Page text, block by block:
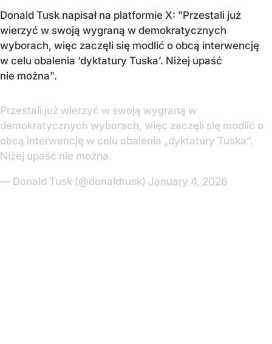
Donald Tusk napisał na platformie X: "Przestali już
wierzyć w swoją wygraną w demokratycznych
wyborach, więc zaczęli się modlić o obcą interwencję
w celu obalenia ‘dyktatury Tuska’. Niżej upaść
nie można".
Przestali już wierzyć w swoją wygraną w
demokratycznych wyborach, więc zaczęli się modlić o
obcą interwencję w celu obalenia „dyktatury Tuska”.
Niżej upaść nie można.
— Donald Tusk (@donaldtusk) January 4, 2026